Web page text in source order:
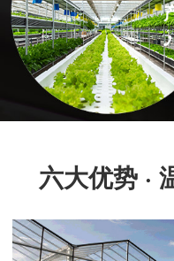
六大优势 ·